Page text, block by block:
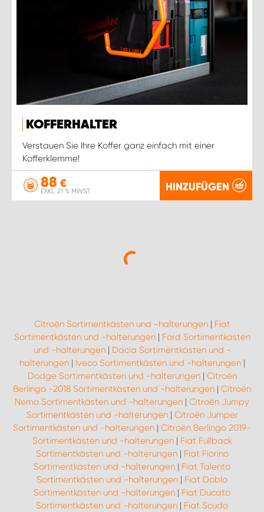
KOFFERHALTER
Verstauen Sie Ihre Koffer ganz einfach mit einer
Kofferklemme!
88 €
EXKL. 21 % MWST. HINZUFÜGEN
Citroën Sortimentkästen und -halterungen| Fiat
Sortimentkästen und -halterungen| Ford Sortimentkästen
und -halterungen| Dacia Sortimentkästen und -
halterungen| Iveco Sortimentkästen und -halterungen|
Dodge Sortimentkästen und -halterungen| Citroën
Berlingo -2018 Sortimentkästen und -halterungen | Citroën
Nemo Sortimentkästen und -halterungen | Citroën Jumpy
Sortimentkästen und -halterungen| Citroën Jumper
Sortimentkästen und -halterungen | Citroën Berlingo 2019-
Sortimentkästen und -halterungen| Fiat Fullback
Sortimentkästen und -halterungen| Fiat Fiorino
Sortimentkästen und -halterungen | Fiat Talento
Sortimentkästen und -halterungen | Fiat Doblo
Sortimentkästen und -halterungen | Fiat Ducato
Sortimentkästen und -halterungen | Fiat Scudo